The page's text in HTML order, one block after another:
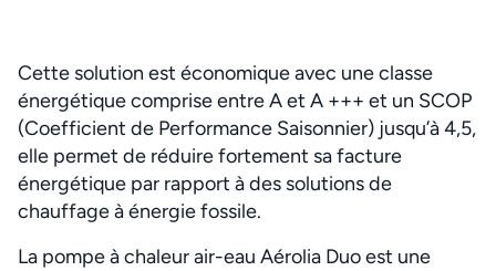
Cette solution est économique avec une classe
énergétique comprise entre A et A +++ et un SCOP
(Coefficient de Performance Saisonnier) jusqu’à 4,5,
elle permet de réduire fortement sa facture
énergétique par rapport à des solutions de
chauffage à énergie fossile.
La pompe à chaleur air-eau Aérolia Duo est une